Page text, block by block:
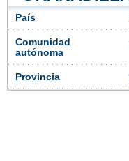
País
Comunidad
autónoma
Provincia